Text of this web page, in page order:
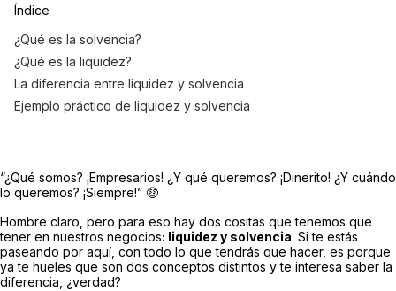
Índice
¿Qué es la solvencia?
¿Qué es la liquidez?
La diferencia entre liquidez y solvencia
Ejemplo práctico de liquidez y solvencia
“¿Qué somos? ¡Empresarios! ¿Y qué queremos? ¡Dinerito! ¿Y cuándo
lo queremos? ¡Siempre!” 🤑
Hombre claro, pero para eso hay dos cositas que tenemos que
tener en nuestros negocios: liquidez y solvencia. Si te estás
paseando por aquí, con todo lo que tendrás que hacer, es porque
ya te hueles que son dos conceptos distintos y te interesa saber la
diferencia, ¿verdad?